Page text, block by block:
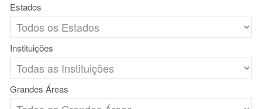
Estados
Instituições
Grandes Áreas